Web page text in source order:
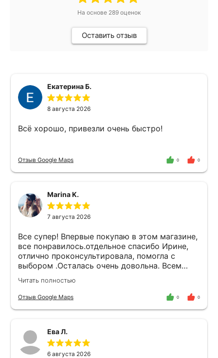
На основе 289 оценок
Оставить отзыв
Екатерина Б.
8 августа 2026
Всё хорошо, привезли очень быстро!
Отзыв Google Maps 0 0
Marina K.
7 августа 2026
Все супер! Впервые покупаю в этом магазине,
все понравилось.отдельное спасибо Ирине,
отлично проконсультировала, помогла с
выбором .Осталась очень довольна. Всем
Читать полностью
Отзыв Google Maps 0 0
Ева Л.
6 августа 2026